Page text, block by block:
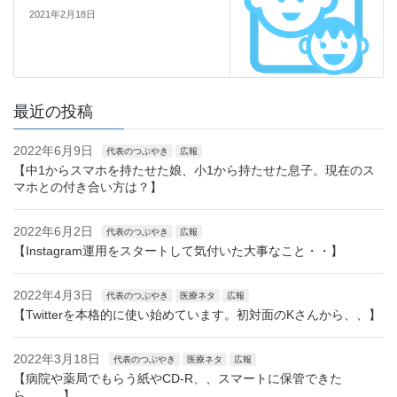
2021年2月18日
最近の投稿
2022年6月9日 代表のつぶやき 広報
【中1からスマホを持たせた娘、小1から持たせた息子。現在のス
マホとの付き合い方は？】
2022年6月2日 代表のつぶやき 広報
【Instagram運用をスタートして気付いた大事なこと・・】
2022年4月3日 代表のつぶやき 医療ネタ 広報
【Twitterを本格的に使い始めています。初対面のKさんから、、】
2022年3月18日 代表のつぶやき 医療ネタ 広報
【病院や薬局でもらう紙やCD-R、、スマートに保管できた